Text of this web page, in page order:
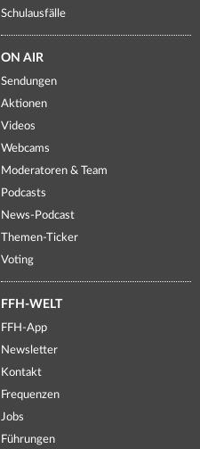
Schulausfälle
ON AIR
Sendungen
Aktionen
Videos
Webcams
Moderatoren & Team
Podcasts
News-Podcast
Themen-Ticker
Voting
FFH-WELT
FFH-App
Newsletter
Kontakt
Frequenzen
Jobs
Führungen